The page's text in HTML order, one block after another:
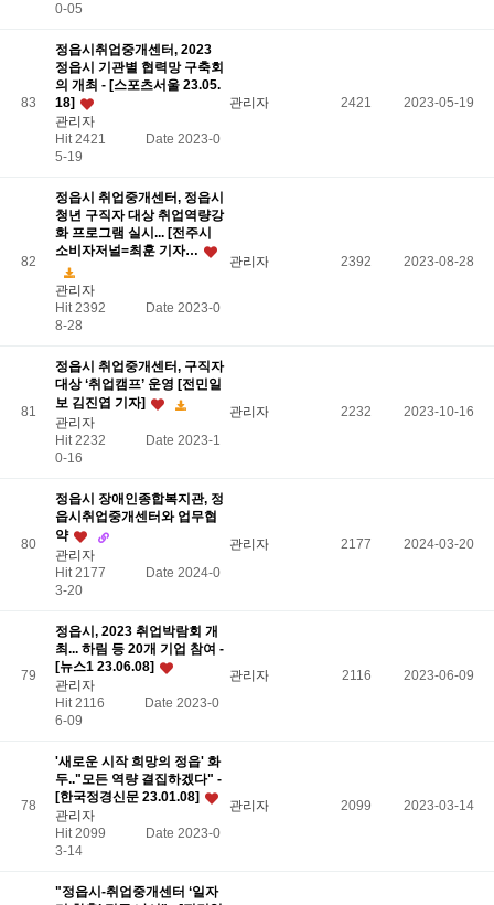
0-05
83
정읍시취업중개센터, 2023
정읍시 기관별 협력망 구축회
의 개최 - [스포츠서울 23.05.
18]
관리자
Hit 2421
Date 2023-0
5-19
관리자 2421 2023-05-19
82
정읍시 취업중개센터, 정읍시
청년 구직자 대상 취업역량강
화 프로그램 실시... [전주시
소비자저널=최훈 기자…
관리자
Hit 2392
Date 2023-0
8-28
관리자 2392 2023-08-28
81
정읍시 취업중개센터, 구직자
대상 ‘취업캠프’ 운영 [전민일
보 김진엽 기자]
관리자
Hit 2232
Date 2023-1
0-16
관리자 2232 2023-10-16
80
정읍시 장애인종합복지관, 정
읍시취업중개센터와 업무협
약
관리자
Hit 2177
Date 2024-0
3-20
관리자 2177 2024-03-20
79
정읍시, 2023 취업박람회 개
최... 하림 등 20개 기업 참여 -
[뉴스1 23.06.08]
관리자
Hit 2116
Date 2023-0
6-09
관리자 2116 2023-06-09
78
'새로운 시작 희망의 정읍' 화
두.."모든 역량 결집하겠다" -
[한국정경신문 23.01.08]
관리자
Hit 2099
Date 2023-0
3-14
관리자 2099 2023-03-14
"정읍시-취업중개센터 ‘일자